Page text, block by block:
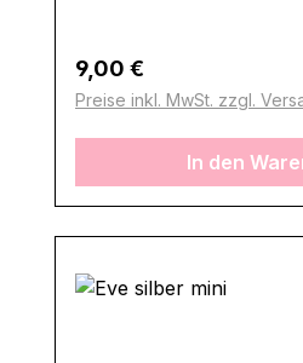
Regulärer Preis:
9,00 €
Preise inkl. MwSt. zzgl.
In den